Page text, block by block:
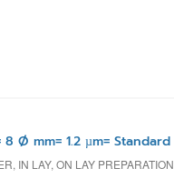
8 Ø mm= 1.2 µm= Standard
IN LAY, ON LAY PREPARATION